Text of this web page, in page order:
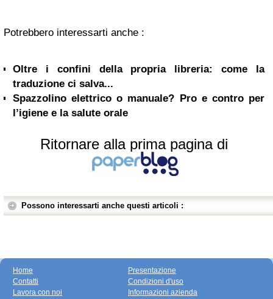
Potrebbero interessarti anche :
Oltre i confini della propria libreria: come la
traduzione ci salva...
Spazzolino elettrico o manuale? Pro e contro per
l’igiene e la salute orale
Ritornare alla prima pagina di
Possono interessarti anche questi articoli :
Home
Contatti
Lavora con noi
Presentazione
Condizioni d'uso
Informazioni azienda